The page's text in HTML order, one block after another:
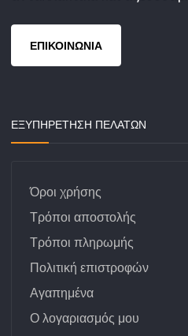
ΕΠΙΚΟΙΝΩΝΙΑ
ΕΞΥΠΗΡΕΤΗΣΗ ΠΕΛΑΤΩΝ
Όροι χρήσης
Τρόποι αποστολής
Τρόποι πληρωμής
Πολιτική επιστροφών
Αγαπημένα
Ο λογαριασμός μου